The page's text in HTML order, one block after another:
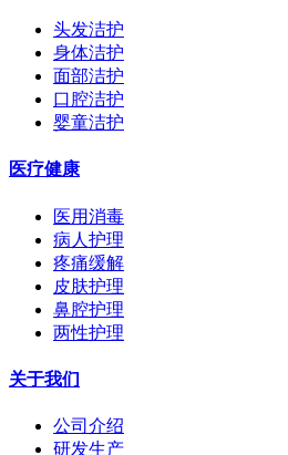
头发洁护
身体洁护
面部洁护
口腔洁护
婴童洁护
医疗健康
医用消毒
病人护理
疼痛缓解
皮肤护理
鼻腔护理
两性护理
关于我们
公司介绍
研发生产